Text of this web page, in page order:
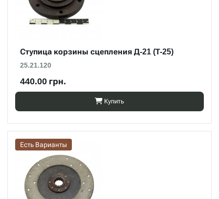
Ступица корзины сцепления Д-21 (Т-25)
25.21.120
440.00 грн.
Купить
Есть Варианты